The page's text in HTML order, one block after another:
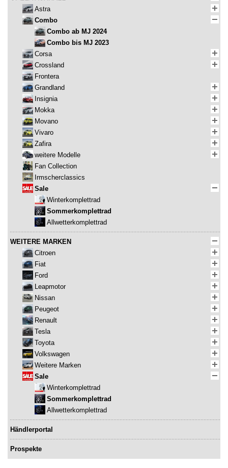
Astra
Combo
Combo ab MJ 2024
Combo bis MJ 2023
Corsa
Crossland
Frontera
Grandland
Insignia
Mokka
Movano
Vivaro
Zafira
weitere Modelle
Fan Collection
Irmscherclassics
Sale
Winterkomplettrad
Sommerkomplettrad
Allwetterkomplettrad
WEITERE MARKEN
Citroen
Fiat
Ford
Leapmotor
Nissan
Peugeot
Renault
Tesla
Toyota
Volkswagen
Weitere Marken
Sale
Winterkomplettrad
Sommerkomplettrad
Allwetterkomplettrad
Händlerportal
Prospekte